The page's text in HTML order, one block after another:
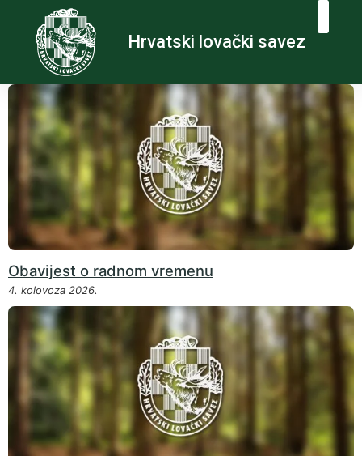
Hrvatski lovački savez
Obavijest o radnom vremenu
4. kolovoza 2026.